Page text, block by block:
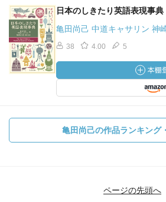
日本のしきたり英語表現事典
亀田尚己 中道キャサリン 神
38 4.00 5
亀田尚己の作品ランキング
ページの先頭へ